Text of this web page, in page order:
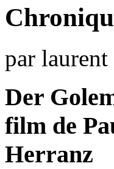
par laurent
Der
film de
Herranz